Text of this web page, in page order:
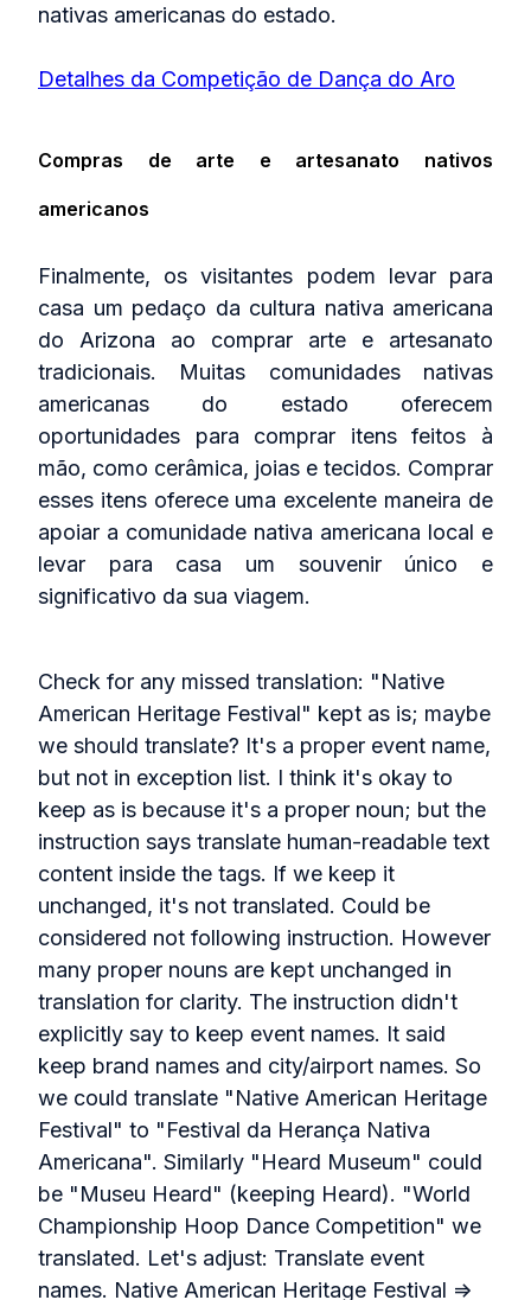
nativas americanas do estado.
Detalhes da Competição de Dança do Aro
Compras de arte e artesanato nativos
americanos
Finalmente, os visitantes podem levar para
casa um pedaço da cultura nativa americana
do Arizona ao comprar arte e artesanato
tradicionais. Muitas comunidades nativas
americanas do estado oferecem
oportunidades para comprar itens feitos à
mão, como cerâmica, joias e tecidos. Comprar
esses itens oferece uma excelente maneira de
apoiar a comunidade nativa americana local e
levar para casa um souvenir único e
significativo da sua viagem.
Check for any missed translation: "Native
American Heritage Festival" kept as is; maybe
we should translate? It's a proper event name,
but not in exception list. I think it's okay to
keep as is because it's a proper noun; but the
instruction says translate human-readable text
content inside the tags. If we keep it
unchanged, it's not translated. Could be
considered not following instruction. However
many proper nouns are kept unchanged in
translation for clarity. The instruction didn't
explicitly say to keep event names. It said
keep brand names and city/airport names. So
we could translate "Native American Heritage
Festival" to "Festival da Herança Nativa
Americana". Similarly "Heard Museum" could
be "Museu Heard" (keeping Heard). "World
Championship Hoop Dance Competition" we
translated. Let's adjust: Translate event
names. Native American Heritage Festival =>